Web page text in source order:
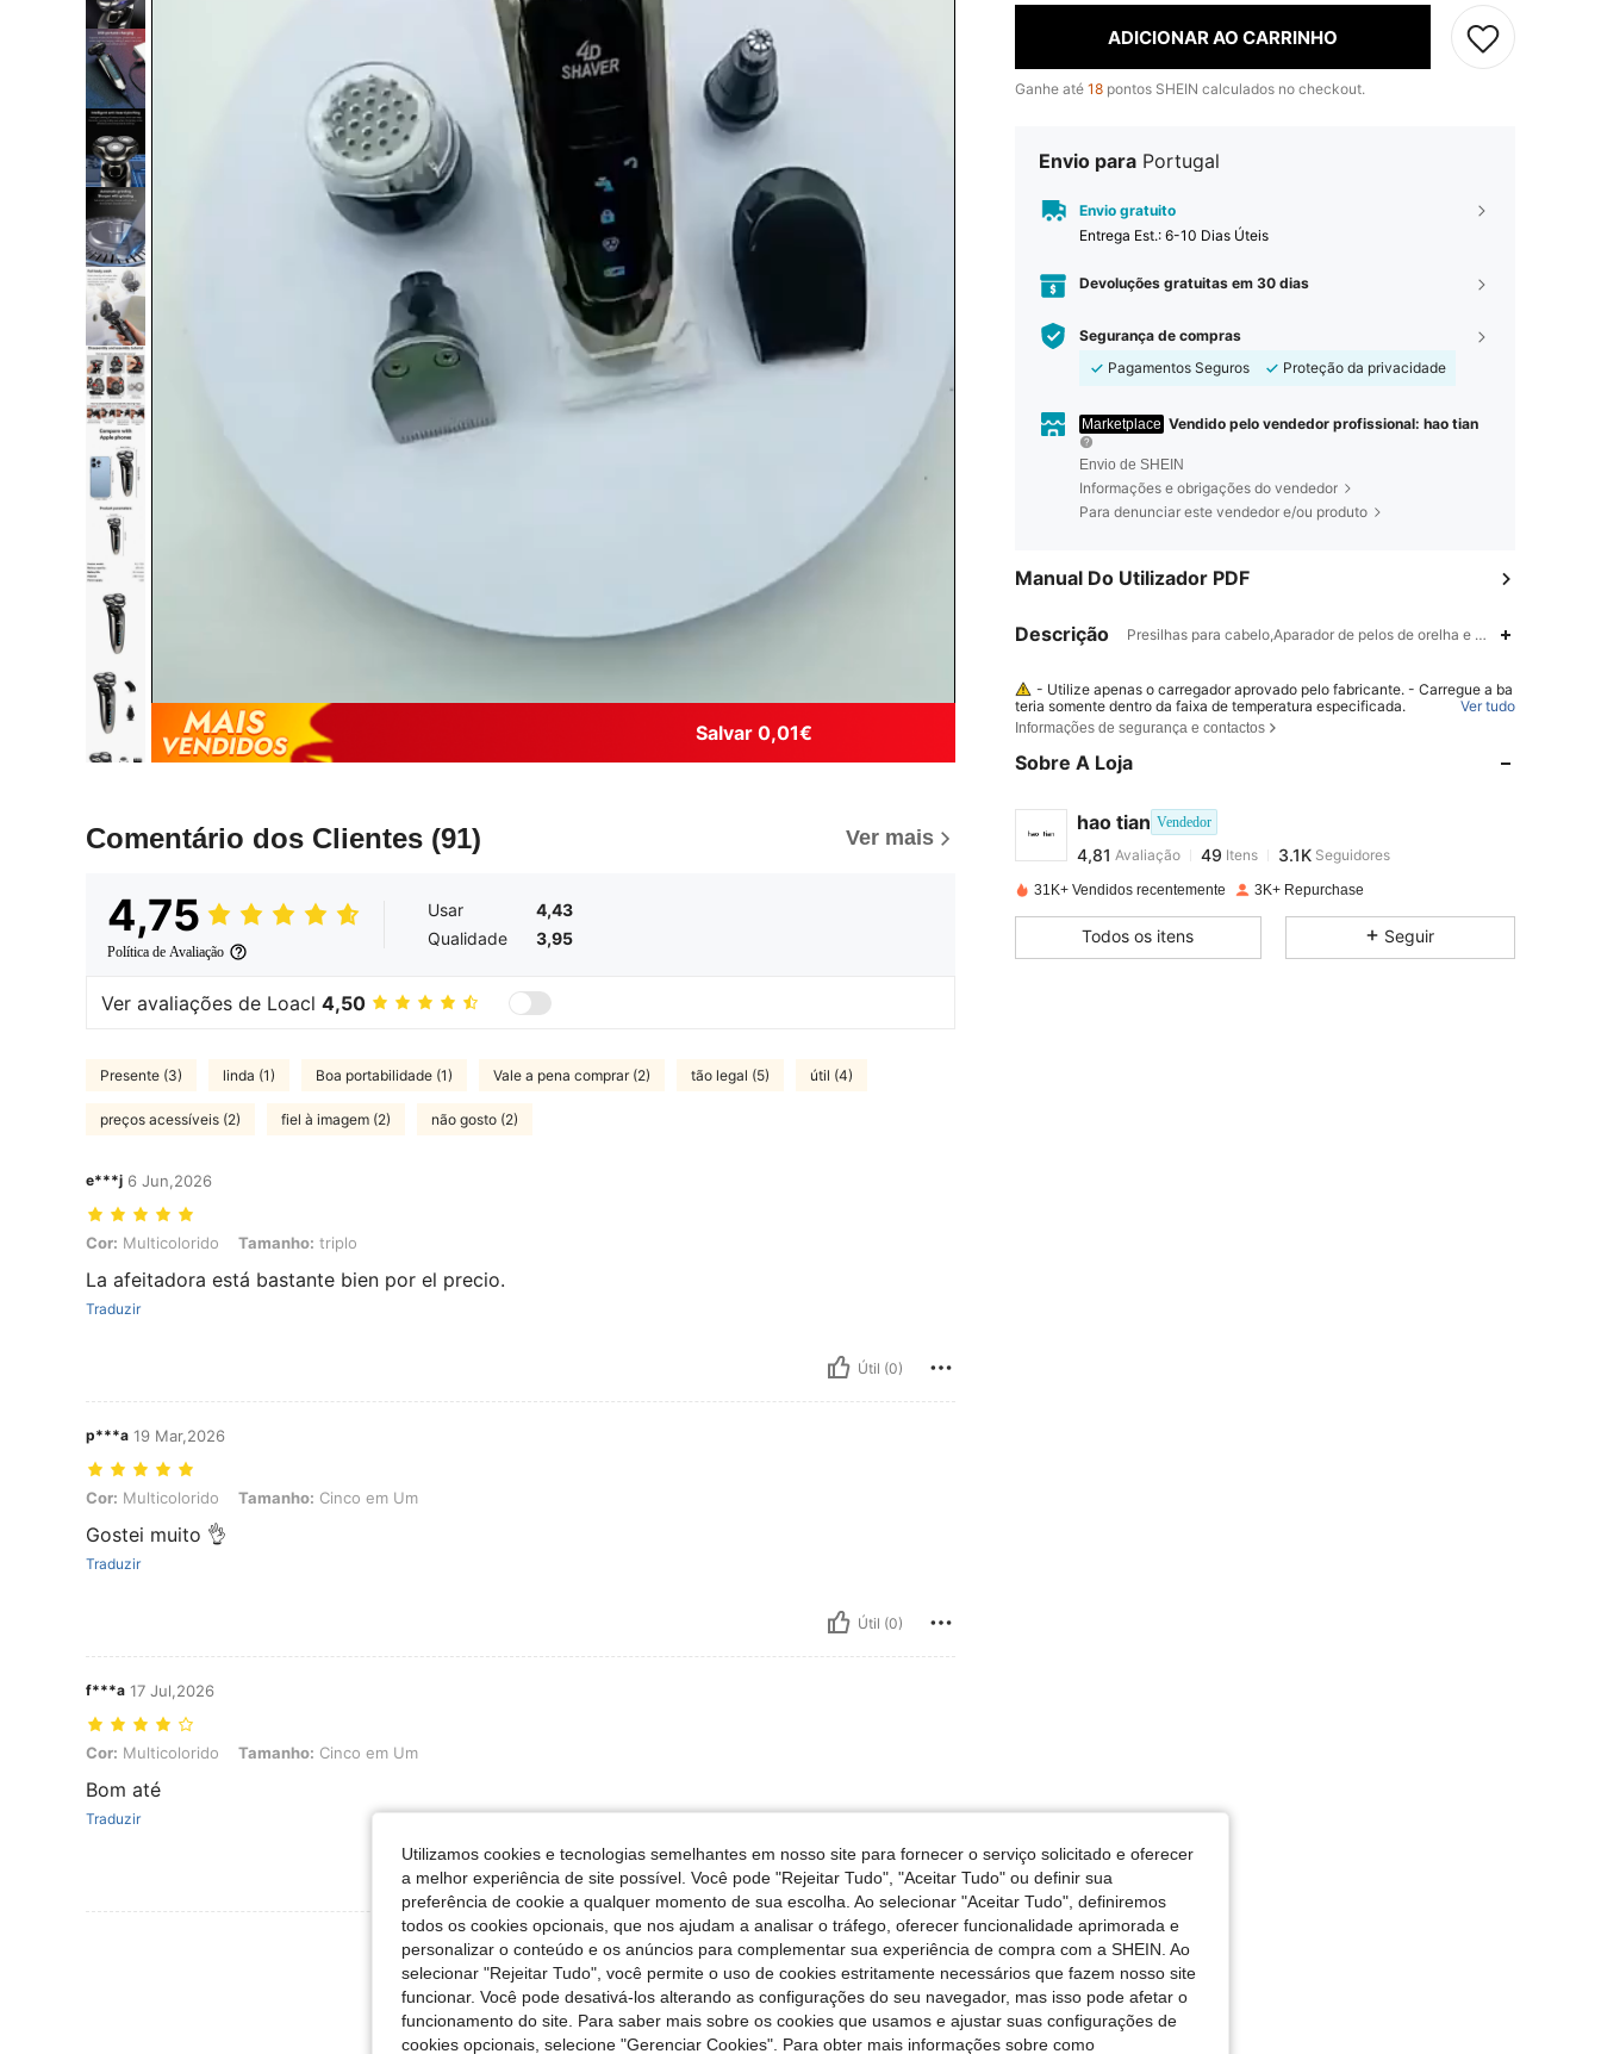
Salvar 0,01€
Comentário dos Clientes (91) Ver mais
4,75
Política de Avaliação
Usar
4,43
Qualidade
3,95
Ver avaliações de Loacl 4,50
Presente (3) linda (1) Boa portabilidade (1) Vale a pena comprar (2) tão legal (5) útil (4)
preços acessíveis (2) fiel à imagem (2) não gosto (2)
e***j 6 Jun,2026
Cor: Multicolorido, Tamanho: triplo
Cor: Multicolorido Tamanho: triplo
La afeitadora está bastante bien por el precio.
Traduzir
Útil (0)
p***a 19 Mar,2026
Cor: Multicolorido, Tamanho: Cinco em Um
Cor: Multicolorido Tamanho: Cinco em Um
Gostei muito 👌
Traduzir
Útil (0)
f***a 17 Jul,2026
Cor: Multicolorido, Tamanho: Cinco em Um
Cor: Multicolorido Tamanho: Cinco em Um
Bom até
Traduzir
Útil (0)
Ver Mais Avaliações
ADICIONAR AO CARRINHO
Ganhe até 18 pontos SHEIN calculados no checkout.
Envio para Portugal
Envio gratuito
Entrega Est.: 6-10 Dias Úteis
Devoluções gratuitas em 30 dias
Segurança de compras
Pagamentos Seguros
Proteção da privacidade
Marketplace Vendido pelo vendedor profissional: hao tian
Envio de SHEIN
Informações e obrigações do vendedor
Para denunciar este vendedor e/ou produto
Manual Do Utilizador PDF
Descrição Presilhas para cabelo,Aparador de pelos de orelha e nariz,Aparador
- Utilize apenas o carregador aprovado pelo fabricante. - Carregue a ba
teria somente dentro da faixa de temperatura especificada.
- Substituir a bateria por um tipo incorreto pode resultar em incêndio ou
-la ou cortá-la, pode resultar em explosão. - Deixar a bateria em condições
de temperatura extremamente alta ou baixa pressão atmosférica pode resul
Ver tudo
Informações de segurança e contactos
Sobre A Loja
hao tian Vendedor
4,81 49 3.1K
4,81
4,81 49 3.1K
g***7pago1 dia atrás
4,81 49 3.1K
31K+ Vendidos recentemente 3K+ Repurchase
Todos os itens Seguir
Utilizamos cookies e tecnologias semelhantes em nosso site para fornecer o serviço solicitado e oferecer
a melhor experiência de site possível. Você pode "Rejeitar Tudo", "Aceitar Tudo" ou definir sua
preferência de cookie a qualquer momento de sua escolha. Ao selecionar "Aceitar Tudo", definiremos
todos os cookies opcionais, que nos ajudam a analisar o tráfego, oferecer funcionalidade aprimorada e
personalizar o conteúdo e os anúncios para complementar sua experiência de compra com a SHEIN. Ao
selecionar "Rejeitar Tudo", você permite o uso de cookies estritamente necessários que fazem nosso site
funcionar. Você pode desativá-los alterando as configurações do seu navegador, mas isso pode afetar o
funcionamento do site. Para saber mais sobre os cookies que usamos e ajustar suas configurações de
cookies opcionais, selecione "Gerenciar Cookies". Para obter mais informações sobre como